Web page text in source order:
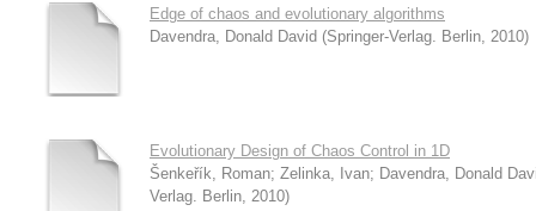
Edge of chaos and evolutionary algorithms
Davendra, Donald David (Springer-Verlag. Berlin, 2010)
Evolutionary Design of Chaos Control in 1D
Šenkeřík, Roman; Zelinka, Ivan; Davendra, Donald
Verlag. Berlin, 2010)